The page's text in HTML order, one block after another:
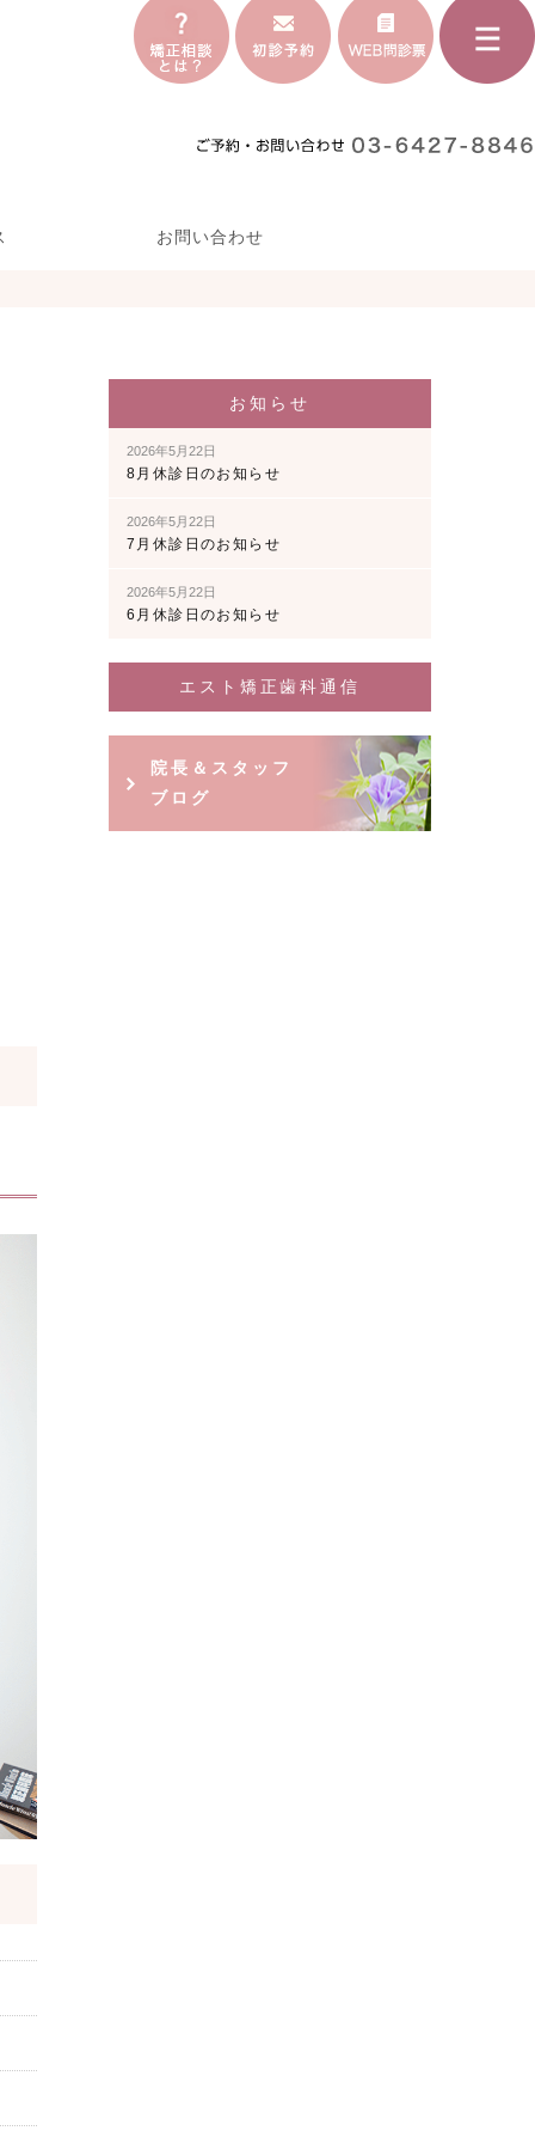
お問い合わせ
お知らせ
2026年5月22日
8月休診日のお知らせ
2026年5月22日
7月休診日のお知らせ
2026年5月22日
6月休診日のお知らせ
エスト矯正歯科通信
院長＆スタッフ
ブログ